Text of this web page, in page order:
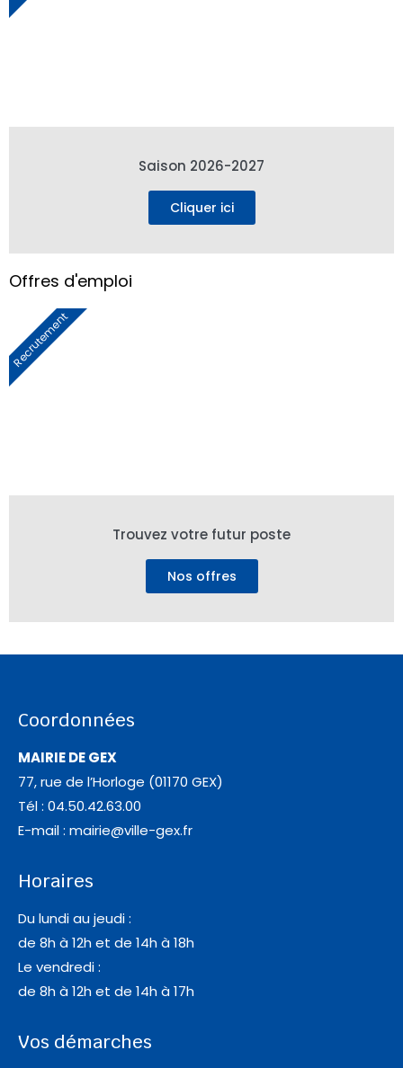
Saison 2026-2027
Cliquer ici
Offres d'emploi
Trouvez votre futur poste
Nos offres
Recrutement
Coordonnées
MAIRIE DE GEX
77, rue de l’Horloge (01170 GEX)
Tél : 04.50.42.63.00
E-mail : mairie@ville-gex.fr
Horaires
Du lundi au jeudi :
de 8h à 12h et de 14h à 18h
Le vendredi :
de 8h à 12h et de 14h à 17h
Vos démarches